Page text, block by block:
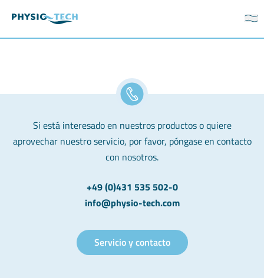
Si está interesado en nuestros productos o quiere
aprovechar nuestro servicio, por favor, póngase en contacto
con nosotros.
+49 (0)431 535 502-0
info@physio-tech.com
Servicio y contacto